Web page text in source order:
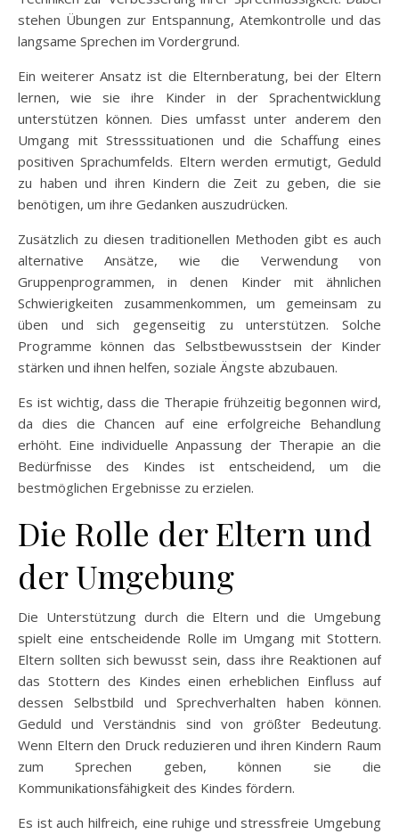
stehen Übungen zur Entspannung, Atemkontrolle und das
langsame Sprechen im Vordergrund.
Ein weiterer Ansatz ist die Elternberatung, bei der Eltern
lernen, wie sie ihre Kinder in der Sprachentwicklung
unterstützen können. Dies umfasst unter anderem den
Umgang mit Stresssituationen und die Schaffung eines
positiven Sprachumfelds. Eltern werden ermutigt, Geduld
zu haben und ihren Kindern die Zeit zu geben, die sie
benötigen, um ihre Gedanken auszudrücken.
Zusätzlich zu diesen traditionellen Methoden gibt es auch
alternative Ansätze, wie die Verwendung von
Gruppenprogrammen, in denen Kinder mit ähnlichen
Schwierigkeiten zusammenkommen, um gemeinsam zu
üben und sich gegenseitig zu unterstützen. Solche
Programme können das Selbstbewusstsein der Kinder
stärken und ihnen helfen, soziale Ängste abzubauen.
Es ist wichtig, dass die Therapie frühzeitig begonnen wird,
da dies die Chancen auf eine erfolgreiche Behandlung
erhöht. Eine individuelle Anpassung der Therapie an die
Bedürfnisse des Kindes ist entscheidend, um die
bestmöglichen Ergebnisse zu erzielen.
Die Rolle der Eltern und
der Umgebung
Die Unterstützung durch die Eltern und die Umgebung
spielt eine entscheidende Rolle im Umgang mit Stottern.
Eltern sollten sich bewusst sein, dass ihre Reaktionen auf
das Stottern des Kindes einen erheblichen Einfluss auf
dessen Selbstbild und Sprechverhalten haben können.
Geduld und Verständnis sind von größter Bedeutung.
Wenn Eltern den Druck reduzieren und ihren Kindern Raum
zum Sprechen geben, können sie die
Kommunikationsfähigkeit des Kindes fördern.
Es ist auch hilfreich, eine ruhige und stressfreie Umgebung